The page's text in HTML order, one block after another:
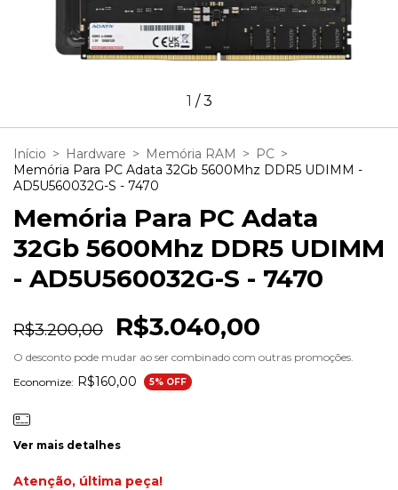
1 /3
Início > Hardware > Memória RAM > PC >
Memória Para PC Adata 32Gb 5600Mhz DDR5 UDIMM -
AD5U560032G-S - 7470
Memória Para PC Adata
32Gb 5600Mhz DDR5 UDIMM
- AD5U560032G-S - 7470
R$3.200,00 R$3.040,00
O desconto pode mudar ao ser combinado com outras promoções.
Economize: R$160,00 5% OFF
Ver mais detalhes
Atenção, última peça!